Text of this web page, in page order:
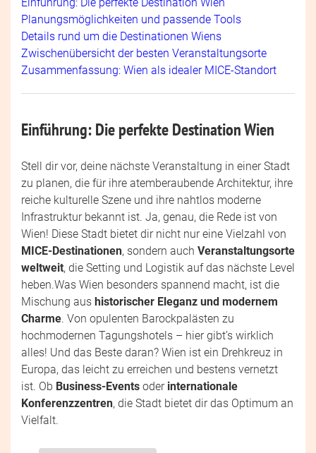
Planungsmöglichkeiten und passende Tools
Details rund um die Destinationen Wiens
Zwischenübersicht der besten Veranstaltungsorte
Zusammenfassung: Wien als idealer MICE-Standort
Einführung: Die perfekte Destination Wien
Stell dir vor, deine nächste Veranstaltung in einer Stadt
zu planen, die für ihre atemberaubende Architektur, ihre
reiche kulturelle Szene und ihre nahtlos moderne
Infrastruktur bekannt ist. Ja, genau, die Rede ist von
Wien! Diese Stadt bietet dir nicht nur eine Vielzahl von
MICE-Destinationen, sondern auch Veranstaltungsorte
weltweit, die Setting und Logistik auf das nächste Level
heben.Was Wien besonders spannend macht, ist die
Mischung aus historischer Eleganz und modernem
Charme. Von opulenten Barockpalästen zu
hochmodernen Tagungshotels – hier gibt’s wirklich
alles! Und das Beste daran? Wien ist ein Drehkreuz in
Europa, das leicht zu erreichen und bestens vernetzt
ist. Ob Business-Events oder internationale
Konferenzzentren, die Stadt bietet dir das Optimum an
Vielfalt.